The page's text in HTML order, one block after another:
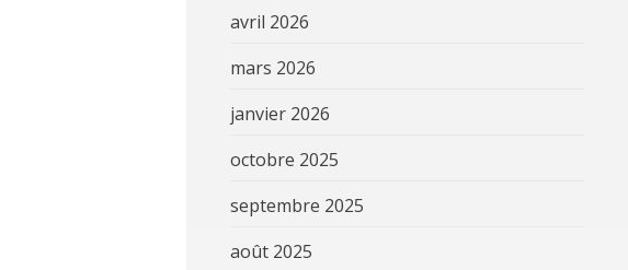
avril 2026
mars 2026
janvier 2026
octobre 2025
septembre 2025
août 2025